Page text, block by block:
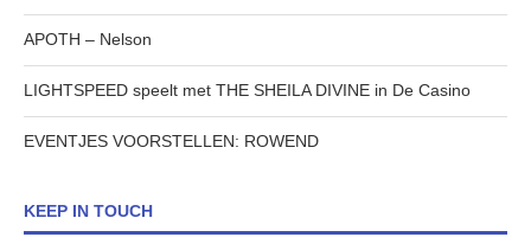
APOTH – Nelson
LIGHTSPEED speelt met THE SHEILA DIVINE in De Casino
EVENTJES VOORSTELLEN: ROWEND
KEEP IN TOUCH